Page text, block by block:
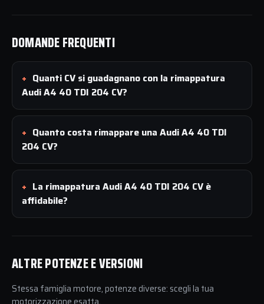
DOMANDE FREQUENTI
Quanti CV si guadagnano con la rimappatura
Audi A4 40 TDI 204 CV?
Quanto costa rimappare una Audi A4 40 TDI
204 CV?
La rimappatura Audi A4 40 TDI 204 CV è
affidabile?
ALTRE POTENZE E VERSIONI
Stessa famiglia motore, potenze diverse: scegli la tua